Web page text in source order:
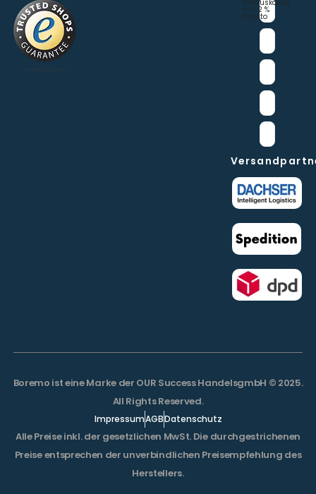
Vorauskasse
mit 2 %
Skonto
Boremo ist eine Marke der OUR Success HandelsgmbH © 2025.
All Rights Reserved.
ImpressumAGBDatenschutz
Alle Preise inkl. der gesetzlichen MwSt. Die durchgestrichenen
Preise entsprechen der unverbindlichen Preisempfehlung des
Herstellers.